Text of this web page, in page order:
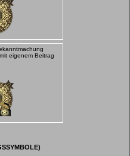
eigenem Beitrag